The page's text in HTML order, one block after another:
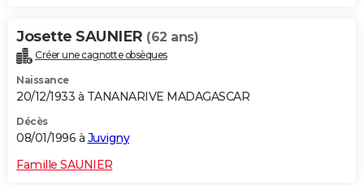
Josette SAUNIER (62 ans)
Créer une cagnotte obsèques
Naissance
20/12/1933 à TANANARIVE MADAGASCAR
Décès
08/01/1996 à Juvigny
Famille SAUNIER